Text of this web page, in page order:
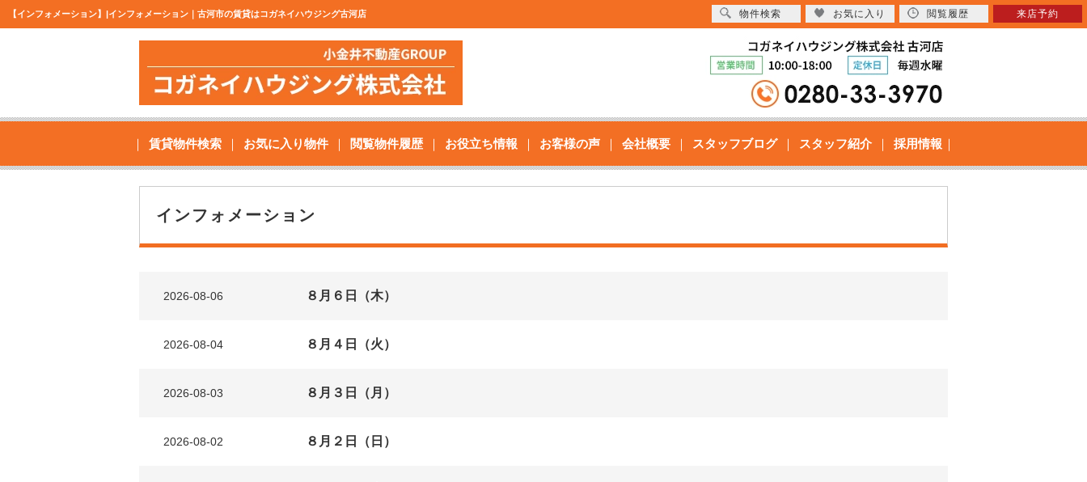
【インフォメーション】|インフォメーション｜古河市の賃貸はコガネイハウジング古河店
賃貸物件検索 お気に入り物件 閲覧物件履歴 お役立ち情報 お客様の声 会社概要 スタッフブログ スタッフ紹介 採用情報
インフォメーション
2026-08-06 ８月６日（木）
2026-08-04 ８月４日（火）
2026-08-03 ８月３日（月）
2026-08-02 ８月２日（日）
物件検索 お気に入り 閲覧履歴 来店予約